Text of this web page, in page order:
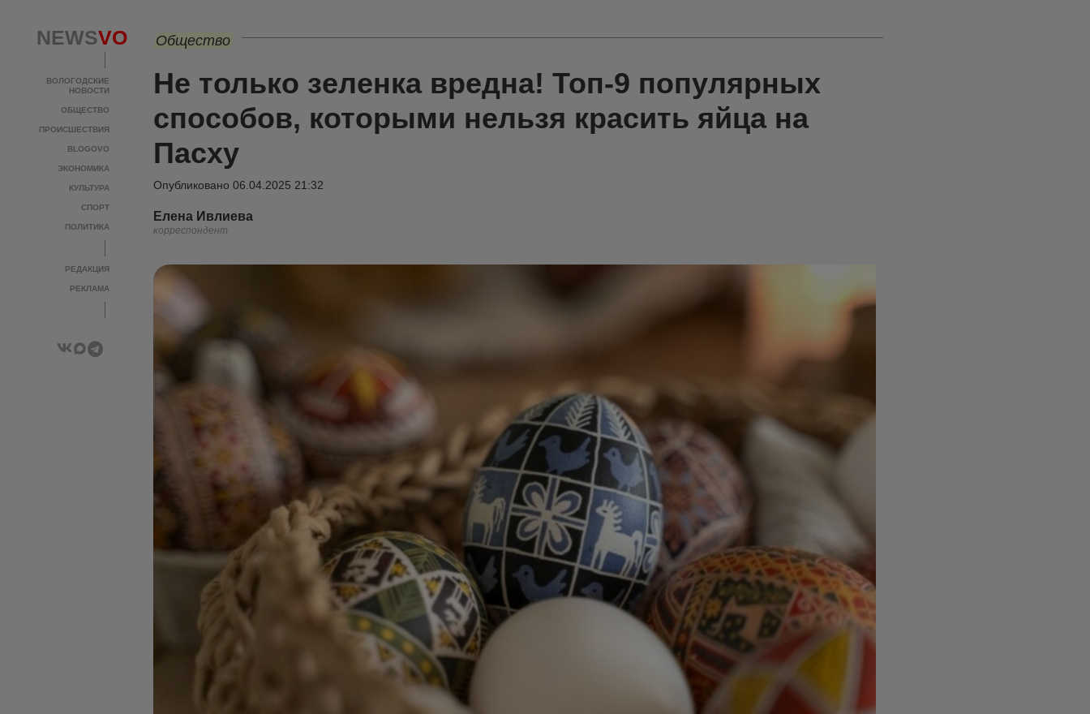
NEWSVO
ВОЛОГОДСКИЕ
НОВОСТИ
ОБЩЕСТВО
ПРОИСШЕСТВИЯ
BLOGOVO
ЭКОНОМИКА
КУЛЬТУРА
СПОРТ
ПОЛИТИКА
РЕДАКЦИЯ
РЕКЛАМА
Общество
Не только зеленка вредна! Топ-9 популярных
способов, которыми нельзя красить яйца на
Пасху
Опубликовано 06.04.2025 21:32
Елена Ивлиева
корреспондент